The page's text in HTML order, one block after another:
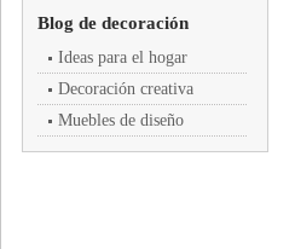
Blog de decoración
Ideas para el hogar
Decoración creativa
Muebles de diseño